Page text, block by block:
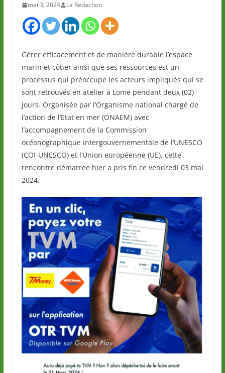
mai 3, 2024 La Redaction
Gérer efficacement et de manière durable l’espace
marin et côtier ainsi que ses ressources est un
processus qui préoccupe les acteurs impliqués qui se
sont retrouvés en atelier à Lomé pendant deux (02)
jours. Organisée par l’Organisme national chargé de
l’action de l’Etat en mer (ONAEM) avec
l’accompagnement de la Commission
océanographique intergouvernementale de l’UNESCO
(COI-UNESCO) et l’Union européenne (UE), cette
rencontre démarrée hier a pris fin ce vendredi 03 mai
2024.